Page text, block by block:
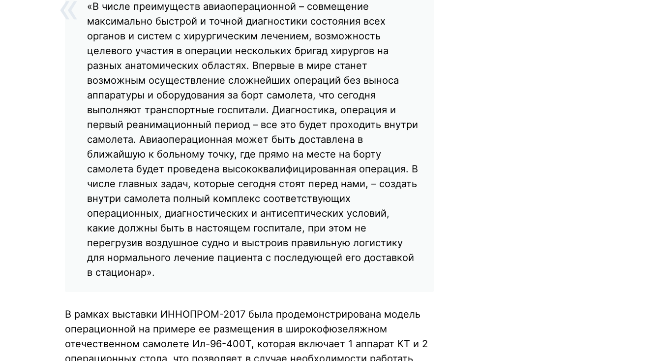
«В числе преимуществ авиаоперационной – совмещение
максимально быстрой и точной диагностики состояния всех
органов и систем с хирургическим лечением, возможность
целевого участия в операции нескольких бригад хирургов на
разных анатомических областях. Впервые в мире станет
возможным осуществление сложнейших операций без выноса
аппаратуры и оборудования за борт самолета, что сегодня
выполняют транспортные госпитали. Диагностика, операция и
первый реанимационный период – все это будет проходить внутри
самолета. Авиаоперационная может быть доставлена в
ближайшую к больному точку, где прямо на месте на борту
самолета будет проведена высококвалифицированная операция. В
числе главных задач, которые сегодня стоят перед нами, – создать
внутри самолета полный комплекс соответствующих
операционных, диагностических и антисептических условий,
какие должны быть в настоящем госпитале, при этом не
перегрузив воздушное судно и выстроив правильную логистику
для нормального лечение пациента с последующей его доставкой
в стационар».
В рамках выставки ИННОПРОМ-2017 была продемонстрирована модель
операционной на примере ее размещения в широкофюзеляжном
отечественном самолете Ил-96-400Т, которая включает 1 аппарат КТ и 2
операционных стола, что позволяет в случае необходимости работать